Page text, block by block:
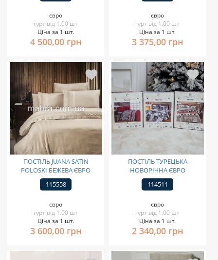
євро
гурт від 1.00 шт
Ціна за 1 шт.
4 500,00 грн
євро
гурт від 1.00 шт
Ціна за 1 шт.
3 375,00 грн
ПОСТІЛЬ JUANA SATIN
POLOSKI БЕЖЕВА ЄВРО
115558
євро
гурт від 1.00 шт
Ціна за 1 шт.
3 600,00 грн
ПОСТІЛЬ ТУРЕЦЬКА
НОВОРІЧНА ЄВРО
114511
євро
гурт від 1.00 шт
Ціна за 1 шт.
2 340,00 грн